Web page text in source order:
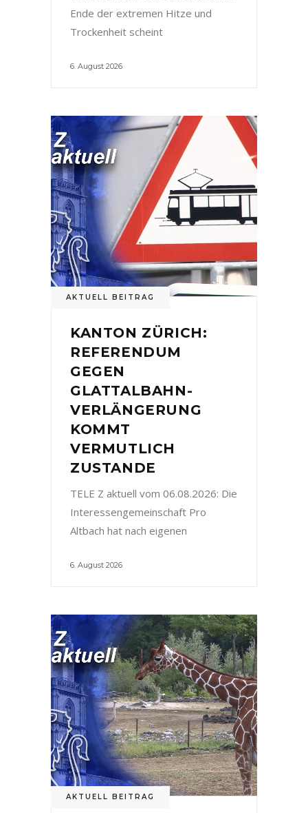
Ende der extremen Hitze und
Trockenheit scheint
6. August 2026
AKTUELL BEITRAG
KANTON ZÜRICH:
REFERENDUM
GEGEN
GLATTALBAHN-
VERLÄNGERUNG
KOMMT
VERMUTLICH
ZUSTANDE
TELE Z aktuell vom 06.08.2026: Die
Interessengemeinschaft Pro
Altbach hat nach eigenen
6. August 2026
AKTUELL BEITRAG